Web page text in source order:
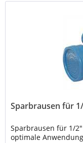
Sparbrausen für
Sparbrausen für 1/
optimale